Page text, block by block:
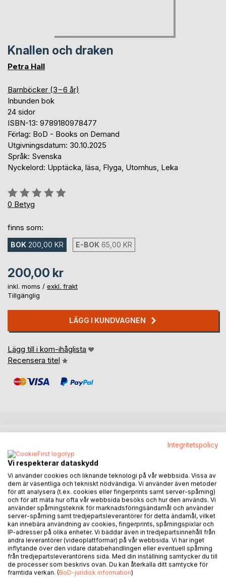
Knallen och draken
Petra Hall
Barnböcker (3−6 år)
Inbunden bok
24 sidor
ISBN-13: 9789180978477
Förlag: BoD - Books on Demand
Utgivningsdatum: 30.10.2025
Språk: Svenska
Nyckelord: Upptäcka, läsa, Flyga, Utomhus, Leka
Betyg::
0%
0 Betyg
finns som:
BOK 200,00 KR E-BOK 65,00 KR
200,00 kr
inkl. moms / exkl. frakt
Tillgänglig
LÄGG I KUNDVAGNEN
Lägg till i kom-ihåglista
Recensera titel
Vad är det för gul sak som fladdrar där uppe i trädet?
Följ med Knallen och hans kompis Klara när de undersöker
en gul trasig drake som fastnat högt uppe i ett träd. Om
den är för trasig för att laga, kan man då göra en ny? Ta
mamma eller pappa i handen och häng med Knallen och
Klara på deras äventyr. Kan ni bygga en lika fin drake som
dem? Och flyger eran lika högt?
Med näsan i boken och skorna på fötterna gör vi oss redo
för en nyfiken, lärorik och fartfylld stund!
Integritetspolicy
Vi respekterar dataskydd
Vi använder cookies och liknande teknologi på vår webbsida. Vissa av
dem är väsentliga och tekniskt nödvändiga. Vi använder även metoder
för att analysera (t.ex. cookies eller fingerprints samt server-spårning)
och för att mäta hur ofta vår webbsida besöks och hur den används. Vi
använder spårningsteknik för marknadsföringsändamål och använder
server-spårning samt tredjepartsleverantörer för detta ändamål, vilket
kan innebära användning av cookies, fingerprints, spårningspixlar och
IP-adresser på olika enheter. Vi bäddar även in tredjepartsinnehåll från
andra leverantörer (videoplattformar) på vår webbsida. Vi har inget
inflytande över den vidare databehandlingen eller eventuell spårning
från tredjepartsleverantörens sida. Med din inställning samtycker du till
de processer som beskrivs ovan. Du kan återkalla ditt samtycke för
framtida verkan. (BoD-juridisk information)